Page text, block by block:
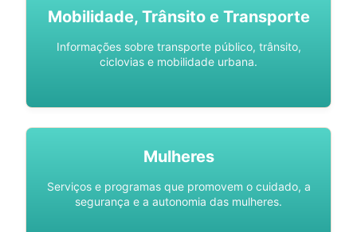
Mobilidade, Trânsito e Transporte
Informações sobre transporte público, trânsito,
ciclovias e mobilidade urbana.
Mulheres
Serviços e programas que promovem o cuidado, a
segurança e a autonomia das mulheres.